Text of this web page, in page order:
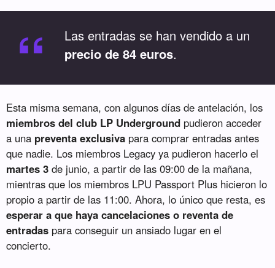
“
Las entradas se han vendido a un
precio de 84 euros.
Esta misma semana, con algunos días de antelación, los
miembros del club LP Underground pudieron acceder
a una preventa exclusiva para comprar entradas antes
que nadie. Los miembros Legacy ya pudieron hacerlo el
martes 3 de junio, a partir de las 09:00 de la mañana,
mientras que los miembros LPU Passport Plus hicieron lo
propio a partir de las 11:00. Ahora, lo único que resta, es
esperar a que haya cancelaciones o reventa de
entradas para conseguir un ansiado lugar en el
concierto.